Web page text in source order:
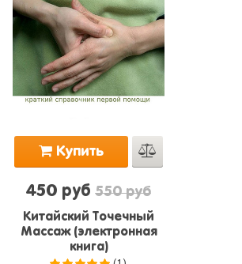
Купить
450 руб 550 руб
Китайский Точечный
Массаж (электронная
книга)